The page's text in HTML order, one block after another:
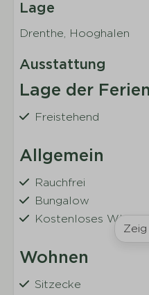
Lage
Drenthe, Hooghalen
Ausstattung
Lage der
Freistehend
Allgemein
Rauchfrei
Bungalow
Kostenloses WLAN
Wohnen
Sitzecke